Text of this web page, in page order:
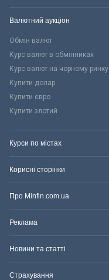
Валютний аукціон
Обмін валют
Курс валют в обмінниках
Курс валют на чорному ринку
Купити долар
Купити євро
Купити злотий
Курси по містах
Корисні сторінки
Про Minfin.com.ua
Реклама
Новини та статті
Страхування